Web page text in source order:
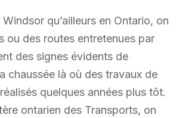
qu’ailleurs en Ontario, on
ou des routes entretenues par
des signes évidents de
chaussée là où des travaux de
quelques années plus tôt.
ontarien des Transports, on